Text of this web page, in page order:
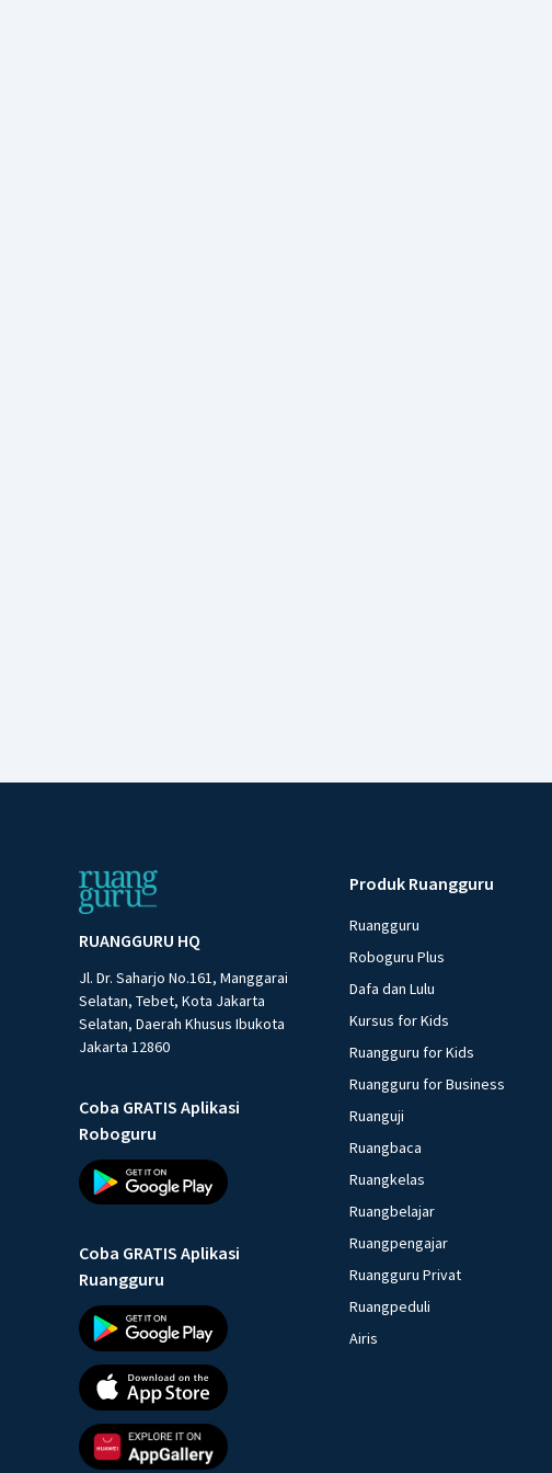
RUANGGURU HQ
Jl. Dr. Saharjo No.161, Manggarai
Selatan, Tebet, Kota Jakarta
Selatan, Daerah Khusus Ibukota
Jakarta 12860
Coba GRATIS Aplikasi
Roboguru
Coba GRATIS Aplikasi
Ruangguru
Produk Ruangguru
Ruangguru
Roboguru Plus
Dafa dan Lulu
Kursus for Kids
Ruangguru for Kids
Ruangguru for Business
Ruanguji
Ruangbaca
Ruangkelas
Ruangbelajar
Ruangpengajar
Ruangguru Privat
Ruangpeduli
Airis